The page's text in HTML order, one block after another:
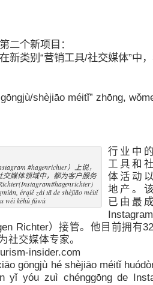
第二个新项目：
在新类别“营销工具/社交媒体”中
shèjiāo méitǐ” zhōng,
#hagenrichter）上说，
媒体领域中，都为客户服务
érqiě zài tā de shèjiāo méitǐ
wèi kèhù fúwù
行业中
工具和
体活动
地产。
已由最
Richter）接管。他目前拥有
社交媒体专家。
insider.com
gōngjù hé shèjiāo méitǐ
yǐ yóu zuì chénggōng de